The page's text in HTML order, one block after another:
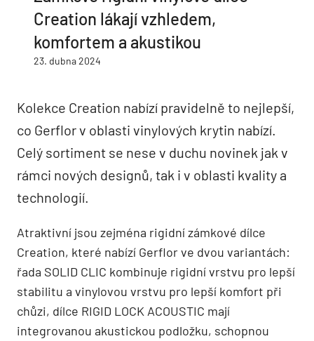
Creation lákají vzhledem,
komfortem a akustikou
23. dubna 2024
Kolekce Creation nabízí pravidelně to nejlepší,
co Gerflor v oblasti vinylových krytin nabízí.
Celý sortiment se nese v duchu novinek jak v
rámci nových designů, tak i v oblasti kvality a
technologií.
Atraktivní jsou zejména rigidní zámkové dílce
Creation, které nabízí Gerflor ve dvou variantách:
řada SOLID CLIC kombinuje rigidní vrstvu pro lepší
stabilitu a vinylovou vrstvu pro lepší komfort při
chůzi, dílce RIGID LOCK ACOUSTIC mají
integrovanou akustickou podložku, schopnou